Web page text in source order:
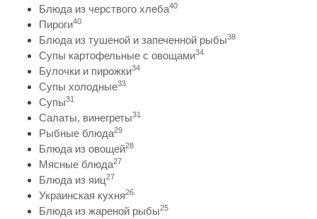
Блюда из черствого хлеба40
Пироги40
Блюда из тушеной и запеченной рыбы38
Супы картофельные с овощами34
Булочки и пирожки34
Супы холодные33
Супы31
Салаты, винегреты31
Рыбные блюда29
Блюда из овощей28
Мясные блюда27
Блюда из яиц27
Украинская кухня26
Блюда из жареной рыбы25